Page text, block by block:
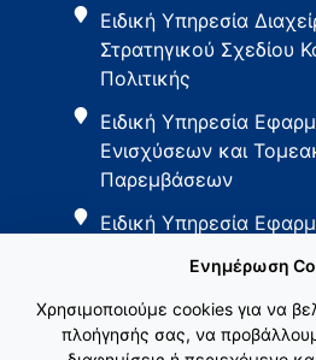
Ειδική Υπηρεσία
Στρατηγικού Σχεδίου
Πολιτικής
Ειδική Υπηρεσία
Ενισχύσεων και
Παρεμβάσεων
Ειδική Υπηρεσία
Ενημέρωση
Χρησιμοποιούμε cookies για να
πλοήγησής σας, να